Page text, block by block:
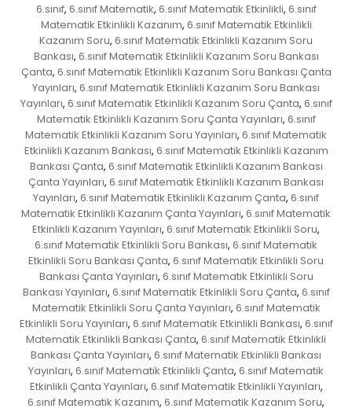
6.sınıf, 6.sınıf Matematik, 6.sınıf Matematik Etkinlikli, 6.sınıf
Matematik Etkinlikli Kazanım, 6.sınıf Matematik Etkinlikli
Kazanım Soru, 6.sınıf Matematik Etkinlikli Kazanım Soru
Bankası, 6.sınıf Matematik Etkinlikli Kazanım Soru Bankası
Çanta, 6.sınıf Matematik Etkinlikli Kazanım Soru Bankası Çanta
Yayınları, 6.sınıf Matematik Etkinlikli Kazanım Soru Bankası
Yayınları, 6.sınıf Matematik Etkinlikli Kazanım Soru Çanta, 6.sınıf
Matematik Etkinlikli Kazanım Soru Çanta Yayınları, 6.sınıf
Matematik Etkinlikli Kazanım Soru Yayınları, 6.sınıf Matematik
Etkinlikli Kazanım Bankası, 6.sınıf Matematik Etkinlikli Kazanım
Bankası Çanta, 6.sınıf Matematik Etkinlikli Kazanım Bankası
Çanta Yayınları, 6.sınıf Matematik Etkinlikli Kazanım Bankası
Yayınları, 6.sınıf Matematik Etkinlikli Kazanım Çanta, 6.sınıf
Matematik Etkinlikli Kazanım Çanta Yayınları, 6.sınıf Matematik
Etkinlikli Kazanım Yayınları, 6.sınıf Matematik Etkinlikli Soru,
6.sınıf Matematik Etkinlikli Soru Bankası, 6.sınıf Matematik
Etkinlikli Soru Bankası Çanta, 6.sınıf Matematik Etkinlikli Soru
Bankası Çanta Yayınları, 6.sınıf Matematik Etkinlikli Soru
Bankası Yayınları, 6.sınıf Matematik Etkinlikli Soru Çanta, 6.sınıf
Matematik Etkinlikli Soru Çanta Yayınları, 6.sınıf Matematik
Etkinlikli Soru Yayınları, 6.sınıf Matematik Etkinlikli Bankası, 6.sınıf
Matematik Etkinlikli Bankası Çanta, 6.sınıf Matematik Etkinlikli
Bankası Çanta Yayınları, 6.sınıf Matematik Etkinlikli Bankası
Yayınları, 6.sınıf Matematik Etkinlikli Çanta, 6.sınıf Matematik
Etkinlikli Çanta Yayınları, 6.sınıf Matematik Etkinlikli Yayınları,
6.sınıf Matematik Kazanım, 6.sınıf Matematik Kazanım Soru,